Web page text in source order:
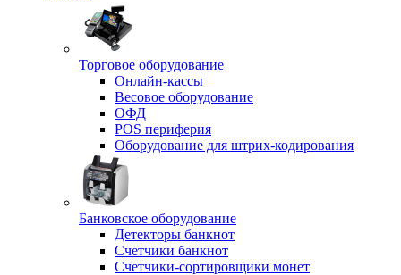
Торговое оборудование
Онлайн-кассы
Весовое оборудование
ОФД
POS периферия
Оборудование для штрих-кодирования
Банковское оборудование
Детекторы банкнот
Счетчики банкнот
Счетчики-сортировщики монет